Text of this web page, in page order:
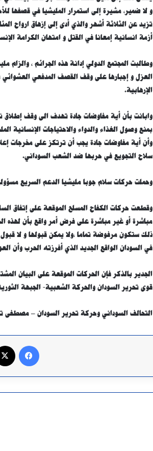
و لا ضمير، مشيرة إلى استمرار المليشيا في قصفها
تزيد عن الثلاثة أشهر والذي أدى إلى إزهاق ارواح
أزمة انسانية إمعانا في القتل و امتهان الكرامة
وطالبت المجتمع الدولي إدانة هذه الجرائم ، والزام
العزل و إجبارها على وقف القصف المدفعي العشوائي
الإرهابية.
وابانت بأن أية مفاوضات جادة تهدف الى وقف إطلاق
بمنع وصول الغذاء والدواء والاحتياجات الإنسانية
سلاح التجويع في حربها ضد الشعب السوداني.
وحملت حركات سلام جوبا مليشيا الدعم السريع
وقطعت حركات الكفاح المسلح الموقعة على إتفاق
مباشرة أو غير مباشرة على فرض أمر واقع بأن لهذه
ذلك ستكون مرفوضة تماما ،ولا يمكن قبولها و لا
في السودان الواقع الجديد الذي أفرزته الحرب وأن العودة إلى ما
الجدير بالذكر فإن الحركات الموقعة على البيان
قوى تحرير السودان والحركة الشعبية- الجبهة
التحالف السوداني وحركة تحرير السودان – مصطفى
فيسبوك